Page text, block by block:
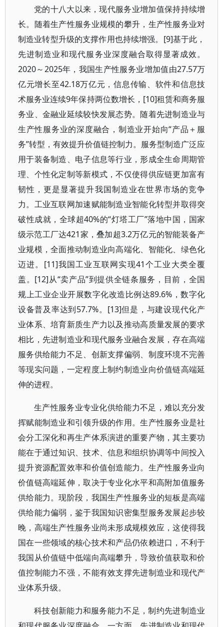
党的十八大以来，现代服务业增加值保持持续增
长。随着生产性服务业规模的攀升，生产性服务业对
制造业转型升级的支撑作用也持续增强。[9]基于此，
先进制造业和现代服务业深度融合取得显著成效。
2020～2025年，我国生产性服务业增加值由27.57万
亿元增长至42.18万亿元，信息传输、软件和信息技
术服务业连续9年保持两位数增长，[10]租赁和商务服
务业、金融业延续较快发展态势。随着先进制造业与
生产性服务业的深度融合，制造业开始向“产品＋服
务”转型，有效提升价值链控制力。服务型制造广泛应
用于装备制造、电子信息等行业，形成全生命周期管
理、个性化定制等新模式，不仅使得供应链更加富有
韧性，更是显著提升我国制造业在世界市场的竞争
力。工业互联网加速赋能制造业智能化转型并取得突
破性成就，全球超40%的“灯塔工厂”落地中国，国家
级示范工厂达421家，叠加超3.2万亿元的智能装备产
业规模，全面推动制造业向高端化、智能化、绿色化
迈进。[11]我国工业互联网实现41个工业大类全覆
盖。[12]从“卖产品”到提供全链条服务，目前，全国
规上工业企业开展数字化改造比例达89.6%，数字化
设备普及率达到57.7%。[13]但是，与建设现代化产
业体系、培育新质生产力以及推动高质量发展的要求
相比，先进制造业和现代服务业融合发展，存在高端
服务供给能力不足、创新支撑偏弱、制度环境不完善
等现实问题，一定程度上制约制造业向价值链高端延
伸的进程。
生产性服务业专业化供给能力不足，难以充分发
挥赋能制造业和引领升级的作用。生产性服务业是社
会分工深化和再生产体系演进的重要产物，其主要功
能在于通过知识、技术、信息和组织协调等中间投入
提升资源配置效率和价值创造能力。生产性服务业向
价值链高端延伸，取决于专业化水平和高附加值服务
供给能力。现阶段，我国生产性服务业的短板是高端
供给能力偏弱，鉴于我国知识密集型服务发展起步较
晚，高端生产性服务业尚未形成规模效应，这使得我
国在一些领域的核心技术和产品仍依赖进口，不利于
我国从价值链中低端向高端攀升，导致价值获取和价
值控制能力不强，不能有效支撑先进制造业和现代产
业体系升级。
科技创新能力和服务能力不足，制约先进制造业